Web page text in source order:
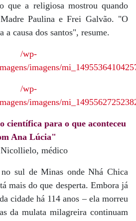
que a religiosa mostrou quando
Paulina e Frei Galvão. "O
a causa dos santos", resume.
científica para o que aconteceu
Ana Lúcia"
médico
sul de Minas onde Nhá Chica
mais do que desperta. Embora já
cidade há 114 anos – ela morreu
da mulata milagreira continuam